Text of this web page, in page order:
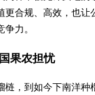
更合规、高效，也让
力。
果农担忧
梿，到如今下南洋种